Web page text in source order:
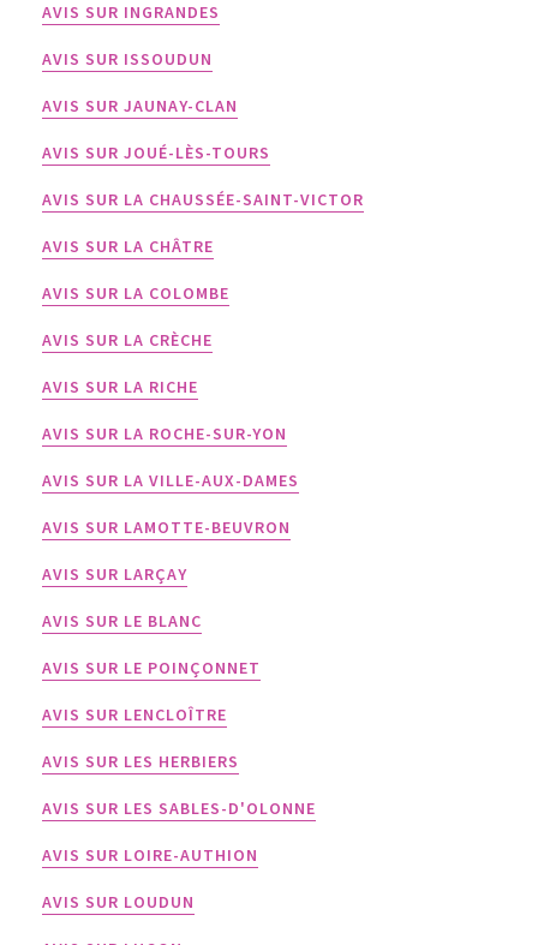
AVIS SUR INGRANDES
AVIS SUR ISSOUDUN
AVIS SUR JAUNAY-CLAN
AVIS SUR JOUÉ-LÈS-TOURS
AVIS SUR LA CHAUSSÉE-SAINT-VICTOR
AVIS SUR LA CHÂTRE
AVIS SUR LA COLOMBE
AVIS SUR LA CRÈCHE
AVIS SUR LA RICHE
AVIS SUR LA ROCHE-SUR-YON
AVIS SUR LA VILLE-AUX-DAMES
AVIS SUR LAMOTTE-BEUVRON
AVIS SUR LARÇAY
AVIS SUR LE BLANC
AVIS SUR LE POINÇONNET
AVIS SUR LENCLOÎTRE
AVIS SUR LES HERBIERS
AVIS SUR LES SABLES-D'OLONNE
AVIS SUR LOIRE-AUTHION
AVIS SUR LOUDUN